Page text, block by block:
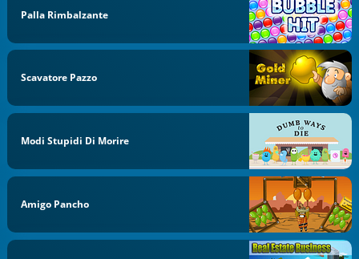
Palla Rimbalzante
Scavatore Pazzo
Modi Stupidi Di Morire
Amigo Pancho